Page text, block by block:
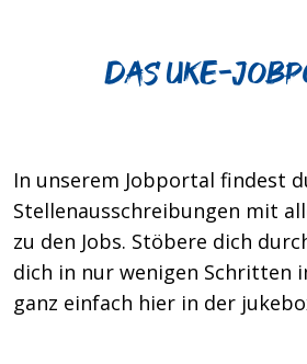
Das UKE-
In unserem Jobportal findest
Stellenausschreibungen mit
zu den Jobs. Stöbere dich
dich in nur wenigen Schritten
ganz einfach hier in der